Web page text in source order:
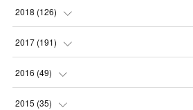
(1)
(1)
(5)
(3)
(9)
(7)
(4
(1)
(2)
(6
(7
2018 (126)
(6)
(12 )
(7
2017 (191)
(12 )
(11 )
2016 (49)
(2
2015 (35)